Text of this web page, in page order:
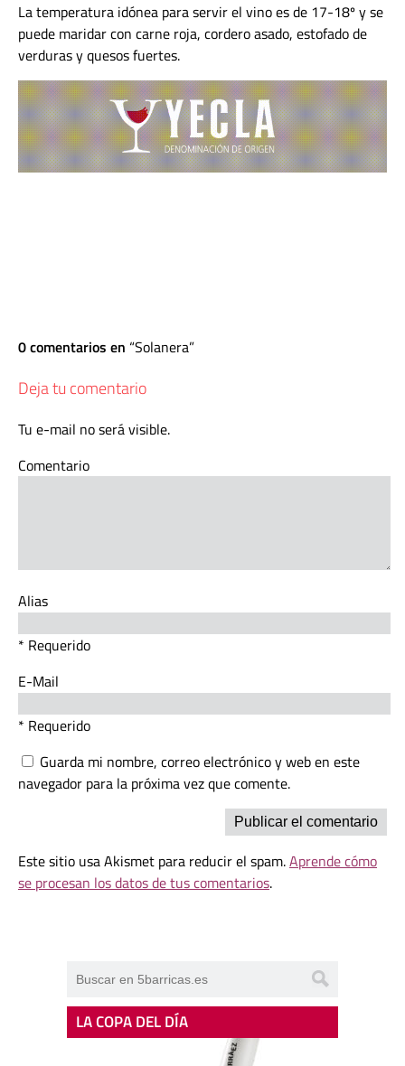
La temperatura idónea para servir el vino es de 17-18º y se
puede maridar con carne roja, cordero asado, estofado de
verduras y quesos fuertes.
0 comentarios en Solanera
Deja tu comentario
Tu e-mail no será visible.
Comentario
Alias
* Requerido
E-Mail
* Requerido
Guarda mi nombre, correo electrónico y web en este
navegador para la próxima vez que comente.
Este sitio usa Akismet para reducir el spam.Aprende cómo
se procesan los datos de tus comentarios.
LA COPA DEL DÍA